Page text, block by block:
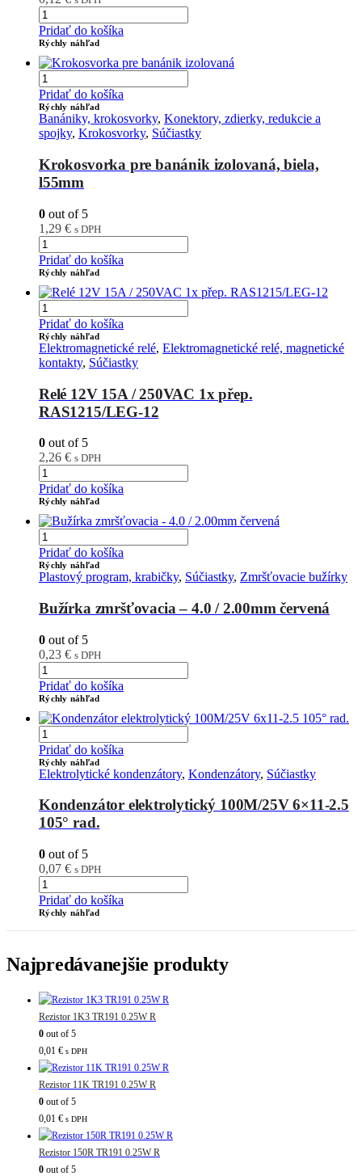
Pridať do košíka
Rýchly náhľad
Pridať do košíka
Rýchly náhľad
Banániky, krokosvorky, Konektory, zdierky, redukcie a
spojky, Krokosvorky, Súčiastky
Krokosvorka pre banánik izolovaná, biela,
l55mm
0 out of 5
1,29 € s DPH
Pridať do košíka
Rýchly náhľad
Pridať do košíka
Rýchly náhľad
Elektromagnetické relé, Elektromagnetické relé, magnetické
kontakty, Súčiastky
Relé 12V 15A / 250VAC 1x přep.
RAS1215/LEG-12
0 out of 5
2,26 € s DPH
Pridať do košíka
Rýchly náhľad
Pridať do košíka
Rýchly náhľad
Plastový program, krabičky, Súčiastky, Zmršťovacie bužírky
Bužírka zmršťovacia – 4.0 / 2.00mm červená
0 out of 5
0,23 € s DPH
Pridať do košíka
Rýchly náhľad
Pridať do košíka
Rýchly náhľad
Elektrolytické kondenzátory, Kondenzátory, Súčiastky
Kondenzátor elektrolytický 100M/25V 6×11-2.5
105° rad.
0 out of 5
0,07 € s DPH
Pridať do košíka
Rýchly náhľad
Najpredávanejšie produkty
Rezistor 1K3 TR191 0.25W R
0 out of 5
0,01 € s DPH
Rezistor 11K TR191 0.25W R
0 out of 5
0,01 € s DPH
Rezistor 150R TR191 0.25W R
0 out of 5